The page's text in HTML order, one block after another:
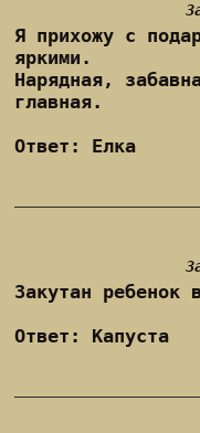
Я прихожу с
яркими.
Нарядная,
главная.
Ответ: Елка
Закутан ребенок
Ответ: Капуста